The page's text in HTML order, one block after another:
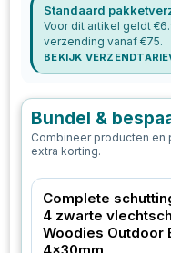
Standaard
Voor dit artikel geldt €
verzending vanaf €75.
BEKIJK
Bundel &
Combineer producten en
extra korting.
Complete
4 zwarte
Woodies Outdoor